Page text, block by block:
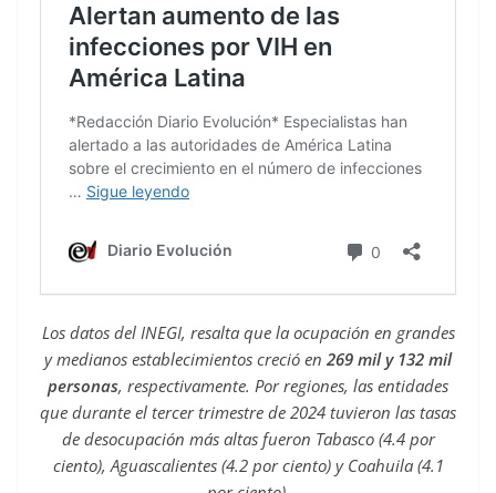
Los datos del INEGI, resalta que la ocupación en grandes
y medianos establecimientos creció en 269 mil y 132 mil
personas, respectivamente. Por regiones, las entidades
que durante el tercer trimestre de 2024 tuvieron las tasas
de desocupación más altas fueron Tabasco (4.4 por
ciento), Aguascalientes (4.2 por ciento) y Coahuila (4.1